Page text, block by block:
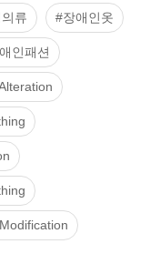
류 #장애인옷
인패션